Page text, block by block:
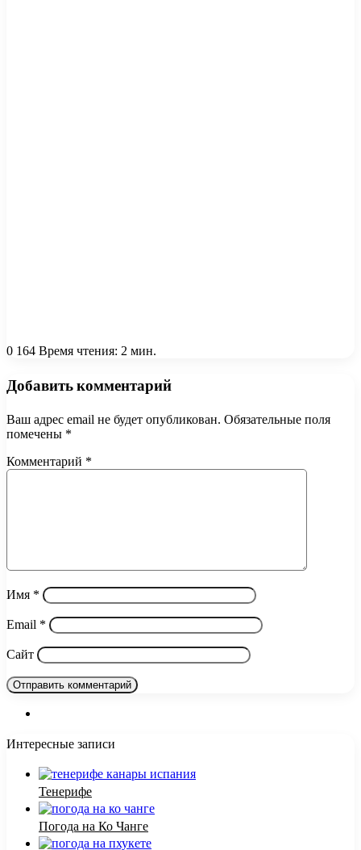
0 164 Время чтения: 2 мин.
Добавить комментарий
Ваш адрес email не будет опубликован. Обязательные поля
помечены *
Комментарий *
Имя *
Email *
Сайт
Интересные записи
Тенерифе
Погода на Ко Чанге